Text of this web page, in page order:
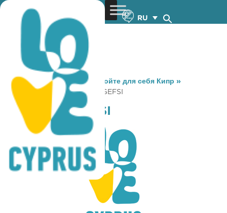
RU
You are here: Home »Откройте для себя Кипр »
Gastronomy
» STROFI STI GEFSI
STROFI STI GEFSI